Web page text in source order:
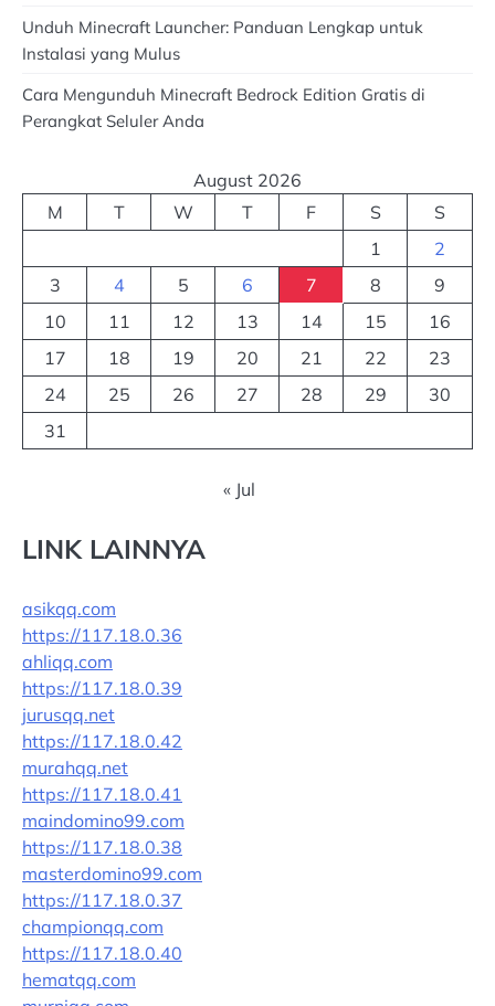
Unduh Minecraft Launcher: Panduan Lengkap untuk
Instalasi yang Mulus
Cara Mengunduh Minecraft Bedrock Edition Gratis di
Perangkat Seluler Anda
August 2026
M
T W T F S
S
1
2
3
4 5 6 7 8
9
10
11 12 13 14 15
16
17
18 19 20 21 22
23
24
25 26 27 28 29
30
31
« Jul
LINK LAINNYA
asikqq.com
https://117.18.0.36
ahliqq.com
https://117.18.0.39
jurusqq.net
https://117.18.0.42
murahqq.net
https://117.18.0.41
maindomino99.com
https://117.18.0.38
masterdomino99.com
https://117.18.0.37
championqq.com
https://117.18.0.40
hematqq.com